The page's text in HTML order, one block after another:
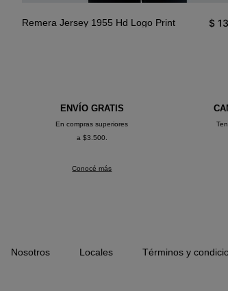
Remera Jersey 1955 Hd Logo Print $
ENVÍO GRATIS
En compras superiores
a $3.500.
Conocé más
Nosotros Locales Términos y